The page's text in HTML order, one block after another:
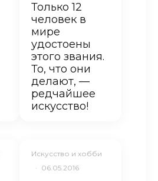
Только 12
человек в
мире
удостоены
этого звания.
То, что они
делают, —
редчайшее
искусство!
Искусство и хобби
· 06.05.2016